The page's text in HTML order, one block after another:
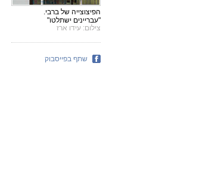
הפיצוצייה של ברבי.
"עבריינים ישתלטו"
צילום: עידו ארז
שתף בפייסבוק